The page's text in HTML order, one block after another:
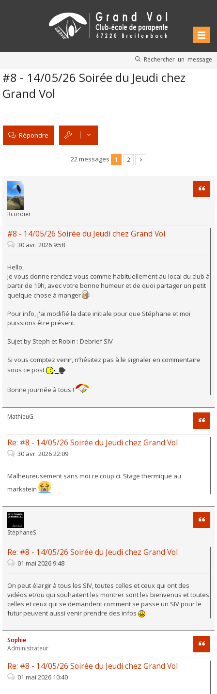
Rechercher un message
#8 - 14/05/26 Soirée du Jeudi chez
Grand Vol
Répondre
22 messages 1 2
Rcordier
#8 - 14/05/26 Soirée du Jeudi chez Grand Vol
30 avr. 2026 9:58
Hello,
Je vous donne rendez-vous comme habituellement au local du club à
partir de 19h, avec votre bonne humeur et de quoi partager un petit
quelque chose à manger
Pour info, j'ai modifié la date initiale pour que Stéphane et moi
puissions être présent.
Sujet by Steph et Robin : Debrief SIV
Si vous comptez venir, n’hésitez pas à le signaler en commentaire
sous ce post
Bonne journée à tous !
MathieuG
Re: #8 - 14/05/26 Soirée du Jeudi chez Grand Vol
30 avr. 2026 22:09
Malheureusement sans moi ce coup ci. Stage thermique au
markstein
StéphaneS
Re: #8 - 14/05/26 Soirée du Jeudi chez Grand Vol
01 mai 2026 9:48
On peut élargir à tous les SIV, toutes celles et ceux qui ont des
vidéos et/ou qui souhaitent les montrer sont les bienvenus et toutes
celles et ceux qui se demandent comment se passe un SIV pour le
futur peuvent aussi venir prendre des infos
Sophie
Administrateur
Re: #8 - 14/05/26 Soirée du Jeudi chez Grand Vol
01 mai 2026 10:40